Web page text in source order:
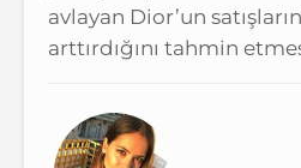
avlayan Dior’un
arttırdığını tahmin